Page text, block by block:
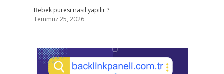
Bebek püresi nasıl yapılır ?
Temmuz 25, 2026